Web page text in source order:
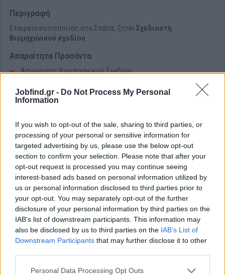
Jobfind.gr - Do Not Process My Personal
Information
If you wish to opt-out of the sale, sharing to third parties, or
processing of your personal or sensitive information for
targeted advertising by us, please use the below opt-out
section to confirm your selection. Please note that after your
opt-out request is processed you may continue seeing
interest-based ads based on personal information utilized by
us or personal information disclosed to third parties prior to
your opt-out. You may separately opt-out of the further
disclosure of your personal information by third parties on the
IAB’s list of downstream participants. This information may
also be disclosed by us to third parties on the IAB’s List of
Downstream Participants that may further disclose it to other
Personal Data Processing Opt Outs
Περιγραφή
Εταιρεία κυτιοποιίας στα Σπάτα, ζητεί Σχεδιαστή
Βιομηχανικού σχεδίου
Απαραίτητα Προσόντα
Απόφοιτος Βιομηχανικού Σχεδίου.
Θέσεις εργασίας
Όλες οι Θέσεις Εργασίας